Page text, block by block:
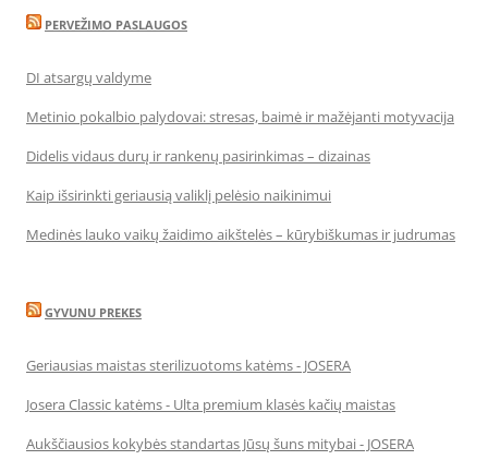
PERVEŽIMO PASLAUGOS
DI atsargų valdyme
Metinio pokalbio palydovai: stresas, baimė ir mažėjanti motyvacija
Didelis vidaus durų ir rankenų pasirinkimas – dizainas
Kaip išsirinkti geriausią valiklį pelėsio naikinimui
Medinės lauko vaikų žaidimo aikštelės – kūrybiškumas ir judrumas
GYVUNU PREKES
Geriausias maistas sterilizuotoms katėms - JOSERA
Josera Classic katėms - Ulta premium klasės kačių maistas
Aukščiausios kokybės standartas Jūsų šuns mitybai - JOSERA